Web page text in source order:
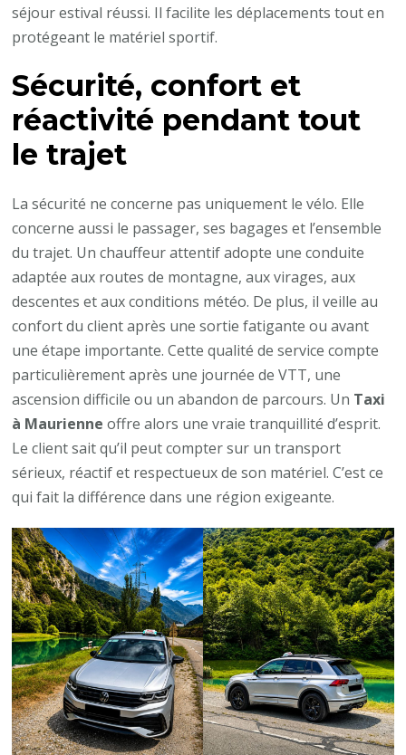
séjour estival réussi. Il facilite les déplacements tout en
protégeant le matériel sportif.
Sécurité, confort et
réactivité pendant tout
le trajet
La sécurité ne concerne pas uniquement le vélo. Elle
concerne aussi le passager, ses bagages et l’ensemble
du trajet. Un chauffeur attentif adopte une conduite
adaptée aux routes de montagne, aux virages, aux
descentes et aux conditions météo. De plus, il veille au
confort du client après une sortie fatigante ou avant
une étape importante. Cette qualité de service compte
particulièrement après une journée de VTT, une
ascension difficile ou un abandon de parcours. Un Taxi
à Maurienne offre alors une vraie tranquillité d’esprit.
Le client sait qu’il peut compter sur un transport
sérieux, réactif et respectueux de son matériel. C’est ce
qui fait la différence dans une région exigeante.